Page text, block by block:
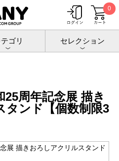
0
ゴリ セレクション
グマンガ日和25周年記念展
おろしアクリルスタンド【個数制限3個
周年記念展 描き
タンド【個数制限3